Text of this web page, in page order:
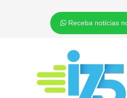
Receba notícias